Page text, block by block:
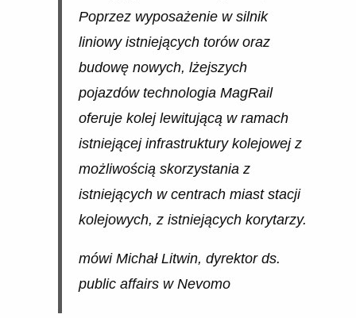
Poprzez wyposażenie w silnik
liniowy istniejących torów oraz
budowę nowych, lżejszych
pojazdów technologia MagRail
oferuje kolej lewitującą w ramach
istniejącej infrastruktury kolejowej z
możliwością skorzystania z
istniejących w centrach miast stacji
kolejowych, z istniejących korytarzy.
mówi Michał Litwin, dyrektor ds.
public affairs w Nevomo